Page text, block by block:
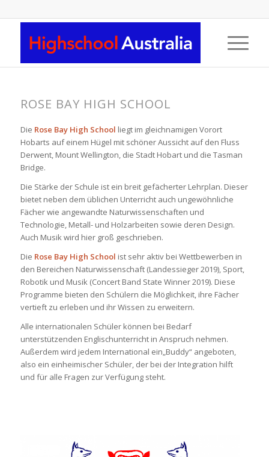
ROSE BAY HIGH SCHOOL
Die Rose Bay High School liegt im gleichnamigen Vorort
Hobarts auf einem Hügel mit schöner Aussicht auf den Fluss
Derwent, Mount Wellington, die Stadt Hobart und die Tasman
Bridge.
Die Stärke der Schule ist ein breit gefächerter Lehrplan. Dieser
bietet neben dem üblichen Unterricht auch ungewöhnliche
Fächer wie angewandte Naturwissenschaften und
Technologie, Metall- und Holzarbeiten sowie deren Design.
Auch Musik wird hier groß geschrieben.
Die Rose Bay High School ist sehr aktiv bei Wettbewerben in
den Bereichen Naturwissenschaft (Landessieger 2019), Sport,
Robotik und Musik (Concert Band State Winner 2019). Diese
Programme bieten den Schülern die Möglichkeit, ihre Fächer
vertieft zu erleben und ihr Wissen zu erweitern.
Alle internationalen Schüler können bei Bedarf
unterstützenden Englischunterricht in Anspruch nehmen.
Außerdem wird jedem International ein„Buddy“ angeboten,
also ein einheimischer Schüler, der bei der Integration hilft
und für alle Fragen zur Verfügung steht.